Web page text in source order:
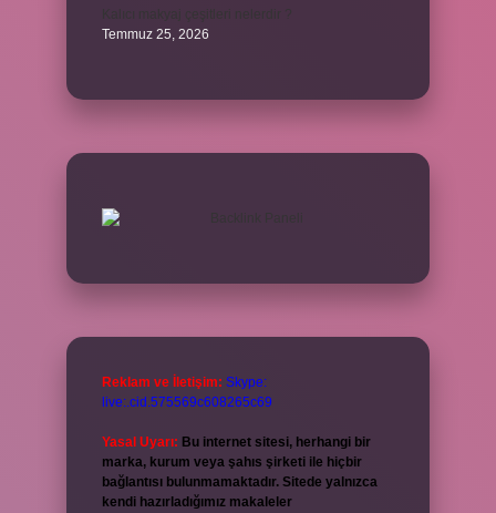
Temmuz 25, 2026
Reklam ve İletişim: Skype:
live:.cid.575569c608265c69
Yasal Uyarı: Bu internet sitesi, herhangi bir
marka, kurum veya şahıs şirketi ile hiçbir
bağlantısı bulunmamaktadır. Sitede yalnızca
kendi hazırladığımız makaleler